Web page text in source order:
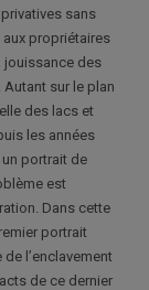
sans
aux propriétaires
jouissance des
sur le plan
des lacs et
les années
un portrait de
est
Dans cette
portrait
l’enclavement
de ce dernier